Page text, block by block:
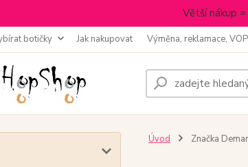
Větší nákup
botičky Jak nakupovat Výměna, reklamace,
Úvod Značka Demar